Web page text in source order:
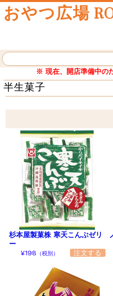
おやつ広場
※ 現在、開店準備中のた
半生菓子
杉本屋製菓株 寒天こんぶゼリ
ー
¥198 （税別）